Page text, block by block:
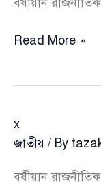
বর্ষীয়ান
x
Read More »
x
জাতীয় / By
বর্ষীয়ান